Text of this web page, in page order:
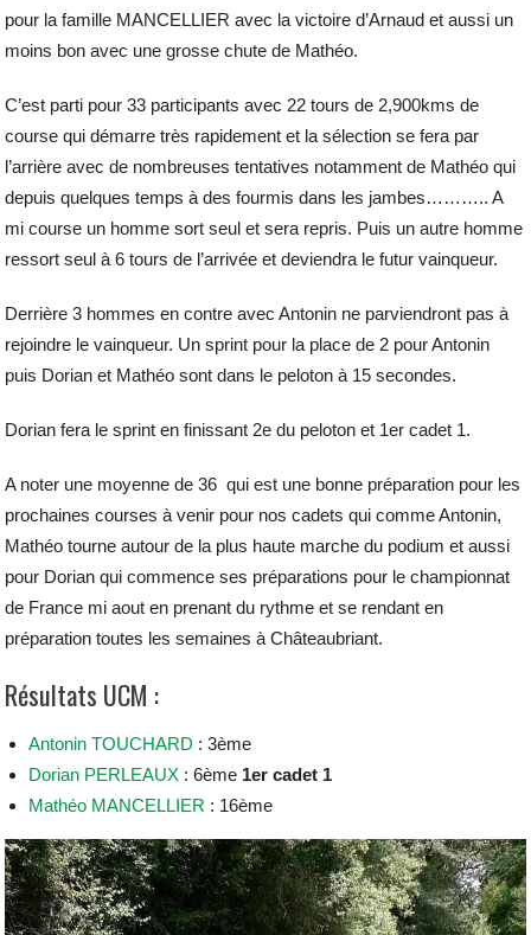
pour la famille MANCELLIER avec la victoire d’Arnaud et aussi un
moins bon avec une grosse chute de Mathéo.
C’est parti pour 33 participants avec 22 tours de 2,900kms de
course qui démarre très rapidement et la sélection se fera par
l’arrière avec de nombreuses tentatives notamment de Mathéo qui
depuis quelques temps à des fourmis dans les jambes……….. A
mi course un homme sort seul et sera repris. Puis un autre homme
ressort seul à 6 tours de l’arrivée et deviendra le futur vainqueur.
Derrière 3 hommes en contre avec Antonin ne parviendront pas à
rejoindre le vainqueur. Un sprint pour la place de 2 pour Antonin
puis Dorian et Mathéo sont dans le peloton à 15 secondes.
Dorian fera le sprint en finissant 2e du peloton et 1er cadet 1.
A noter une moyenne de 36 qui est une bonne préparation pour les
prochaines courses à venir pour nos cadets qui comme Antonin,
Mathéo tourne autour de la plus haute marche du podium et aussi
pour Dorian qui commence ses préparations pour le championnat
de France mi aout en prenant du rythme et se rendant en
préparation toutes les semaines à Châteaubriant.
Résultats UCM :
Antonin TOUCHARD : 3ème
Dorian PERLEAUX : 6ème 1er cadet 1
Mathéo MANCELLIER : 16ème